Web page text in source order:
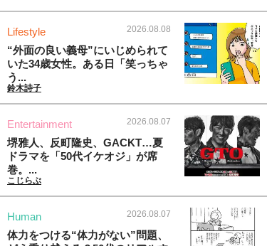
Lifestyle 2026.08.08
“外面の良い義母”にいじめられて
いた34歳女性。ある日「笑っちゃ
う...
鈴木詩子
Entertainment 2026.08.07
堺雅人、反町隆史、GACKT…夏
ドラマを「50代イケオジ」が席
巻。...
こじらぶ
Human 2026.08.07
体力をつける“体力がない”問題、